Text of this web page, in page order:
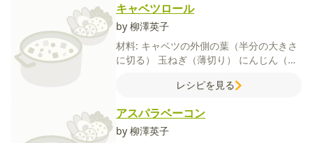
キャベツロール
by 柳澤英子
材料: キャベツの外側の葉（半分の大きさ
に切る） 玉ねぎ（薄切り） にんじん（半
塩こしょう
レシピを見る
アスパラベーコン
by 柳澤英子